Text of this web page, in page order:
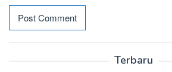
Terbaru